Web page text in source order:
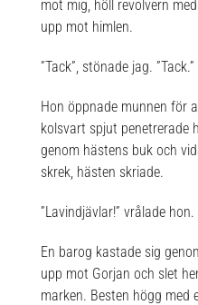
mot mig, höll revolvern
upp mot himlen.
”Tack”, stönade jag. ”Tack.”
Hon öppnade munnen för
kolsvart spjut penetrerade
genom hästens buk och
skrek, hästen skriade.
”Lavindjävlar!” vrålade hon.
En barog kastade sig
upp mot Gorjan och slet
marken. Besten högg med